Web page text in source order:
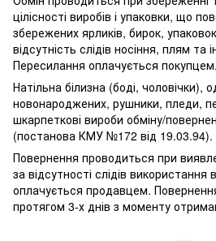
цілісності виробів і упаковки, що
збережених ярликів, бирок,
відсутність слідів носіння, плям та
Пересилання оплачується покупцем.
Натільна білизна (боді, чоловічки),
новонароджених, рушники, пледи,
шкарпеткові вироби обміну/
(постанова КМУ №172 від 19.03.94).
Повернення проводиться при
за відсутності слідів
оплачується продавцем.
протягом 3-х днів з моменту